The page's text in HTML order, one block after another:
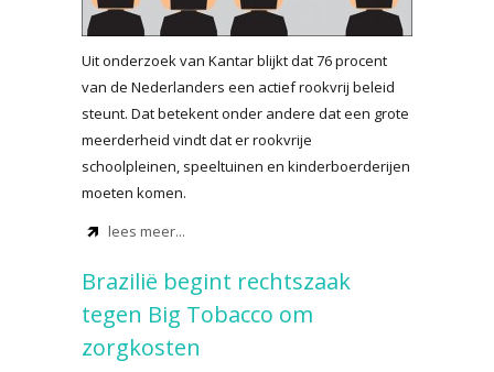
Uit onderzoek van Kantar blijkt dat 76 procent
van de Nederlanders een actief rookvrij beleid
steunt. Dat betekent onder andere dat een grote
meerderheid vindt dat er rookvrije
schoolpleinen, speeltuinen en kinderboerderijen
moeten komen.
lees meer...
Brazilië begint rechtszaak
tegen Big Tobacco om
zorgkosten